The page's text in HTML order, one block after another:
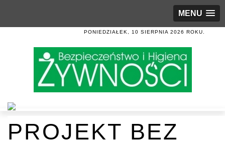
MENU
PONIEDZIAŁEK, 10 SIERPNIA 2026 ROKU.
PROJEKT BEZ